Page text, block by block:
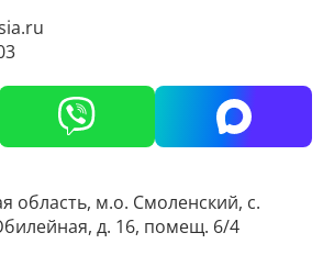
область, м.о. Смоленский, с.
д. 16, помещ. 6/4